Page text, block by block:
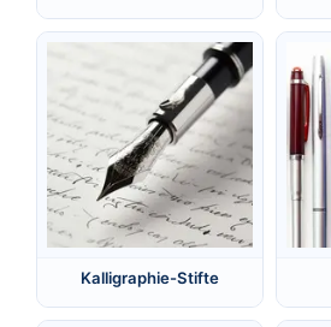
Kalligraphie-Stifte